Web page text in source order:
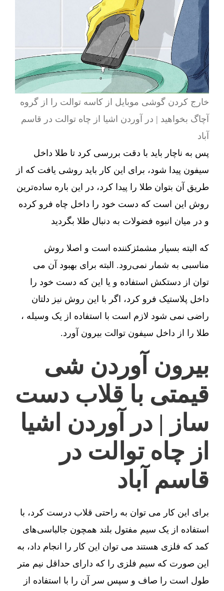
خارج کردن گوشی موبایل از کاسه توالت را از گروه
آچاگ بخواهید | در آوردن اشیا از چاه توالت در قاسم
آباد
پس به ناچار باید با دقت بررسی کرد تا طلا داخل
سیفون پیدا شود، برای این کار باید روشی یافت که از
طریق آن بتوان طلا را پیدا کرد، در این باره ساده‌ترین
روش این است که دست خود را داخل چاه فرو کرده
و در میان انبوه فضولات به دنبال طلا بگردید
که البته بسیار مشمئزکننده است و اصلا روش
مناسبی به شمار نمی‌رود. البته برای بهبود آن می
توان از دستکش استفاده و یا این که دست خود را
داخل پلاستیک فرو کرد، اگر با این روش نیز دلتان
راضی نمی شود لازم است با استفاده از یک وسیله ،
طلا را از داخل سیفون توالت بیرون آورد.
بیرون آوردن شی
قیمتی با قلاب دست
ساز | در آوردن اشیا
از چاه توالت در
قاسم آباد
برای این کار می توان به راحتی قلاب درست کرد، با
استفاده از یک سیم مفتول بلند همچون جالباسی‌های
کمد که فلزی هستند می توان این کار را انجام داد، به
این صورت که سیم فلزی را که دارای حداقل نیم متر
طول است را صاف و سپس سر آن را با استفاده از